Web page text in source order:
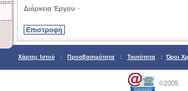
Διάρκεια Έργου -
Χάρτης Ιστού : Προσβασιμότητα : Ταυτότητα : Όροι
©2005